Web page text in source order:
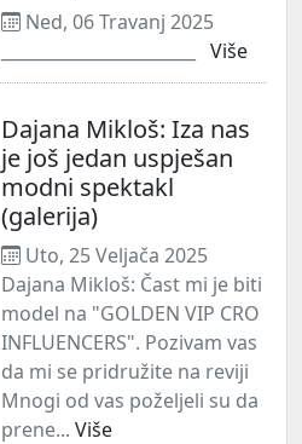
Ned, 06 Travanj 2025
Više
Dajana Mikloš: Iza nas
je još jedan uspješan
modni spektakl
(galerija)
Uto, 25 Veljača 2025
Dajana Mikloš: Čast mi je biti
model na "GOLDEN VIP CRO
INFLUENCERS". Pozivam vas
da mi se pridružite na reviji
Mnogi od vas poželjeli su da
prene... Više